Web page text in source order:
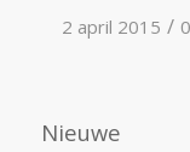
2 april 2015 /